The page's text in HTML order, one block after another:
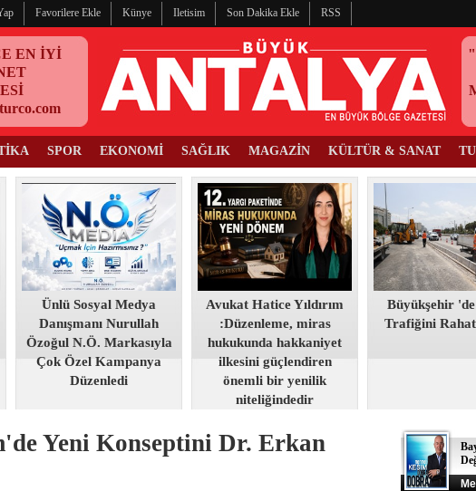
Favorilere Ekle Künye Iletisim Son Dakika Ekle RSS
EN İYİ
SPOR EKONOMİ SAĞLIK MAGAZİN KÜLTÜR & SANAT
Ünlü Sosyal Medya
Danışmanı Nurullah
Özoğul N.Ö. Markasıyla
Çok Özel Kampanya
Düzenledi
Avukat Hatice Yıldırım
:Düzenleme, miras
hukukunda hakkaniyet
ilkesini güçlendiren
önemli bir yenilik
niteliğindedir
Büyükşehir
Trafiğini
Yeni Konseptini Dr. Erkan